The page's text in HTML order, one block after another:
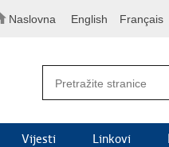
Naslovna English Français
Vijesti Linkovi